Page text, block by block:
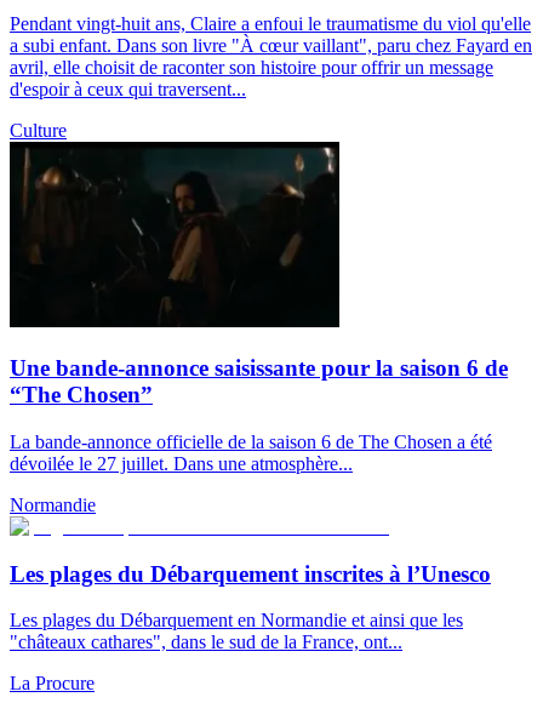
Pendant vingt-huit ans, Claire a enfoui le traumatisme du viol qu'elle
a subi enfant. Dans son livre "À cœur vaillant", paru chez Fayard en
avril, elle choisit de raconter son histoire pour offrir un message
d'espoir à ceux qui traversent...
Culture
Une bande-annonce saisissante pour la saison 6 de
“The Chosen”
La bande-annonce officielle de la saison 6 de The Chosen a été
dévoilée le 27 juillet. Dans une atmosphère...
Normandie
Les plages du Débarquement inscrites à l’Unesco
Les plages du Débarquement en Normandie et ainsi que les
"châteaux cathares", dans le sud de la France, ont...
La Procure